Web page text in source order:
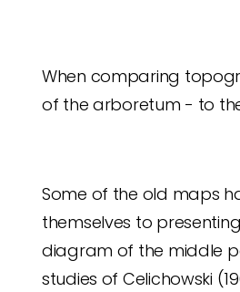
When comparing
of the arboretum - to
Some of the old maps
themselves to
diagram of the middle
studies of Celichowski